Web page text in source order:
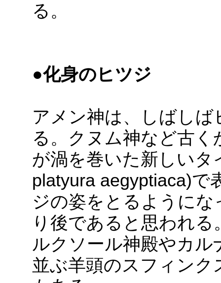
る。
●化身のヒツジ
アメン神は、しばし
る。クヌム神など古
が渦を巻いた新しいタ
platyura aegyptiaca)で
ジの姿をとるように
り後であると思われる
ルクソール神殿やカ
並ぶ羊頭のスフィン